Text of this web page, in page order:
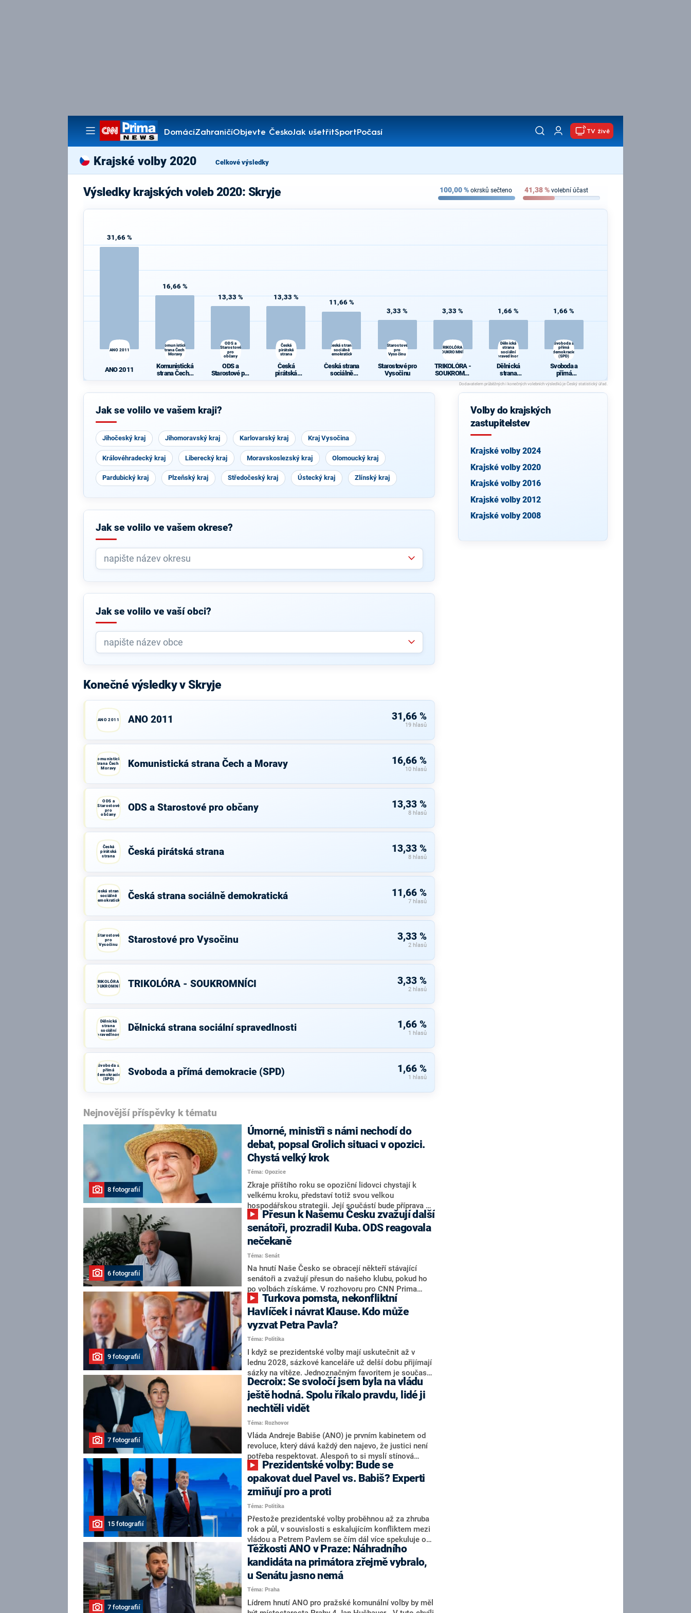
DomácíZahraničíObjevte ČeskoJak ušetřitSportPočasí
Pořady
TV živě
Krajské volby 2020 Celkové výsledky
Výsledky krajských voleb 2020: Skryje 100,00% okrsků sečteno 41,38% volební účast
31,66 %
ANO 2011
ANO 2011
16,66 %
Komunistická
strana Čech a
Moravy
Komunistická
strana Čech a
13,33 %
ODS a
Starostové
pro
občany
ODS a
Starostové pro
13,33 %
Česká
pirátská
strana
Česká
pirátská
11,66 %
Česká strana
sociálně
demokratická
Česká strana
sociálně
3,33 %
Starostové
pro
Vysočinu
Starostové pro
Vysočinu
3,33 %
TRIKOLÓRA -
SOUKROMNÍCI
TRIKOLÓRA -
SOUKROMNÍ
CI
1,66 %
Dělnická
strana
sociální
spravedlnosti
Dělnická
strana
sociální
spravedlnosti
1,66 %
Svoboda a
přímá
demokracie
(SPD)
Svoboda a
přímá
demokracie
(SPD)
Jak se volilo ve vašem kraji?
Jihočeský kraj Jihomoravský kraj Karlovarský kraj Kraj Vysočina
Královéhradecký kraj Liberecký kraj Moravskoslezský kraj Olomoucký kraj
Pardubický kraj Plzeňský kraj Středočeský kraj Ústecký kraj Zlínský kraj
Jak se volilo ve vašem okrese?
Jak se volilo ve vaší obci?
Konečné výsledky v Skryje
ANO 2011 ANO 2011 31,66 %
19 hlasů
Komunistická
strana Čech a
Moravy
Komunistická strana Čech a Moravy 16,66 %
10 hlasů
ODS a
Starostové
pro
občany
ODS a Starostové pro občany 13,33 %
8 hlasů
Česká
pirátská
strana
Česká pirátská strana 13,33 %
8 hlasů
Česká strana
sociálně
demokratická
Česká strana sociálně demokratická 11,66 %
7 hlasů
Starostové
pro
Vysočinu
Starostové pro Vysočinu 3,33 %
2 hlasů
TRIKOLÓRA -
SOUKROMNÍCI
TRIKOLÓRA - SOUKROMNÍCI 3,33 %
2 hlasů
Dělnická
strana
sociální
spravedlnosti
Dělnická strana sociální spravedlnosti 1,66 %
1 hlasů
Svoboda a
přímá
demokracie
(SPD)
Svoboda a přímá demokracie (SPD) 1,66 %
1 hlasů
Nejnovější příspěvky k tématu
8 fotografií
Úmorné, ministři s námi nechodí do
debat, popsal Grolich situaci v opozici.
Chystá velký krok
Téma: Opozice
Zkraje příštího roku se opoziční lidovci chystají k
velkému kroku, představí totiž svou velkou
hospodářskou strategii. Její součástí bude příprava na
stárnutí populace, řekl ve středu na setkání s novináři
nový předseda lidovců Jan Grolich. Ten zároveň v
senátních volbách kandiduje ve Vyškově. Popsal i
aktivitu opozice, o níž vládní strany nebo političtí
komentátoři mluví jako o slabé a v defenzivě. „Je to
úmorná práce upozorňovat na chyby vlády. Ministři s
námi navíc nechodí do debat. Chceme ale ukazovat
svoje témata,“ odpověděl Grolich na dotaz CNN Prima
NEWS.
6 fotografií
senátoři, prozradil Kuba. ODS reagovala
nečekaně
Téma: Senát
Na hnutí Naše Česko se obracejí někteří stávající
senátoři a zvažují přesun do našeho klubu, pokud ho
po volbách získáme. V rozhovoru pro CNN Prima
NEWS to řekl zakladatel hnutí a jihočeský hejtman
Martin Kuba. Konkrétní nebyl, ale získat by takto mohl
například senátora Zdeňka Hrabu, který je dnes
součástí klubu ODS a TOP 09. Hraba to na dotaz
redakce nevyloučil. Předseda klubu senátorů ODS
Zdeněk Nytra redakci řekl, že počítá s odchodem
některých senátorů z klubu a že Naše Česko není
nepřítel, ale soupeř.
9 fotografií
Havlíček i návrat Klause. Kdo může
vyzvat Petra Pavla?
Téma: Politika
I když se prezidentské volby mají uskutečnit až v
lednu 2028, sázkové kanceláře už delší dobu přijímají
sázky na vítěze. Jednoznačným favoritem je současná
hlava státu Petr Pavel. Daleko za ním pak bookmakeři
zmiňují dva výrazné politiky ANO, tedy premiéra
Andreje Babiše a ministra průmyslu Karla Havlíčka.
Oblíbeným tipem samotných sázkařů je poslanec za
Motoristy Filip Turek. Politolog Jan Kubáček nicméně
o případné kandidatuře kohokoliv ze zmíněné trojice
značně pochybuje. Podle něj současná koalice dosud
nemá osobu, která by Pavlovi mohla konkurovat.
7 fotografií
Decroix: Se svoločí jsem byla na vládu
ještě hodná. Spolu říkalo pravdu, lidé ji
nechtěli vidět
Téma: Rozhovor
Vláda Andreje Babiše (ANO) je prvním kabinetem od
revoluce, který dává každý den najevo, že justici není
potřeba respektovat. Alespoň to si myslí stínová
ministryně spravedlnosti ODS Eva Decroix. V
rozhovoru pro CNN Prima NEWS si nebrala servítky
ohledně politického výkonu svého nástupce Jeronýma
Tejce (za ANO) či vládní zmocněnkyně pro lidská
práva Taťány Malé (ANO). Označením „svoloč“ na
adresu vlády prý byla ještě hodná. Decroix se také
vrátila k volební porážce koalice Spolu či promluvila o
hnutí Naše Česko Martina Kuby.
15 fotografií
opakovat duel Pavel vs. Babiš? Experti
zmiňují pro a proti
Téma: Politika
Přestože prezidentské volby proběhnou až za zhruba
rok a půl, v souvislosti s eskalujícím konfliktem mezi
vládou a Petrem Pavlem se čím dál více spekuluje o
tom, koho by do bitvy o Hrad mohla vyslat současná
koalice. Někteří političtí komentátoři znovu vytahují
jméno premiéra Andreje Babiše (ANO). Jak moc je
pravděpodobné, že se v prezidentských volbách 2028
bude znovu opakovat souboj z roku 2023?
7 fotografií
Těžkosti ANO v Praze: Náhradního
kandidáta na primátora zřejmě vybralo,
u Senátu jasno nemá
Téma: Praha
Lídrem hnutí ANO pro pražské komunální volby by měl
Volby do krajských
zastupitelstev
Krajské volby 2024
Krajské volby 2020
Krajské volby 2016
Krajské volby 2012
Krajské volby 2008